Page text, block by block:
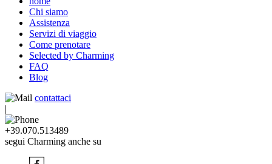
Chi siamo
Assistenza
Servizi di viaggio
Come prenotare
Selected by Charming
FAQ
Blog
contattaci
|
+39.070.513489
segui Charming anche su